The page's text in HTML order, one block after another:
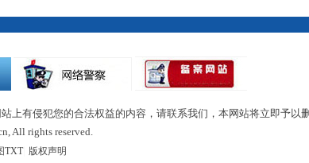
上有侵犯您的合法权益的内容，请联系我们，本网站将立即予以
All rights reserved.
TXT| 版权声明